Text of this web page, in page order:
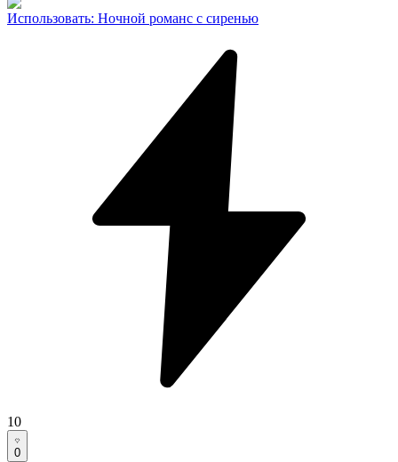
Использовать: Ночной романс с сиренью
10
0